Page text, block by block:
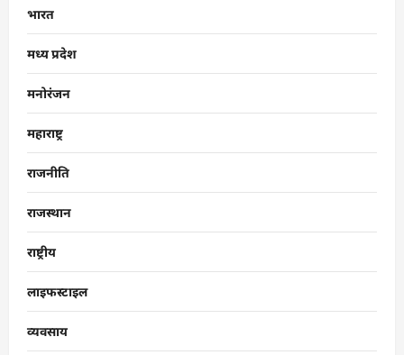
भारत
मध्य प्रदेश
मनोरंजन
महाराष्ट्र
राजनीति
राजस्थान
राष्ट्रीय
लाइफस्टाइल
व्यवसाय